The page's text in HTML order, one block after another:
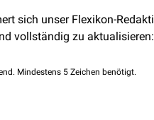
sich unser Flexikon-
vollständig zu aktualisieren:
Mindestens 5 Zeichen benötigt.